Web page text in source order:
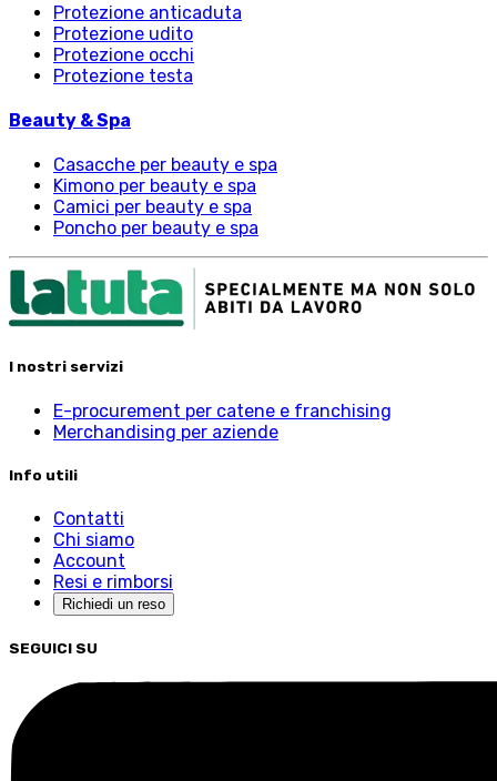
Protezione anticaduta
Protezione udito
Protezione occhi
Protezione testa
Beauty & Spa
Casacche per beauty e spa
Kimono per beauty e spa
Camici per beauty e spa
Poncho per beauty e spa
I nostri servizi
E-procurement per catene e franchising
Merchandising per aziende
Info utili
Contatti
Chi siamo
Account
Resi e rimborsi
Richiedi un reso
SEGUICI SU